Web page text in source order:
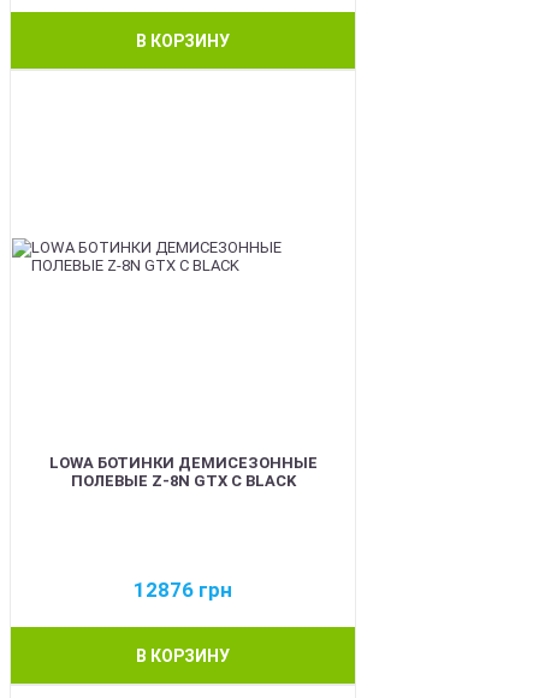
В КОРЗИНУ
LOWA БОТИНКИ ДЕМИСЕЗОННЫЕ
ПОЛЕВЫЕ Z-8N GTX C BLACK
12876 грн
В КОРЗИНУ